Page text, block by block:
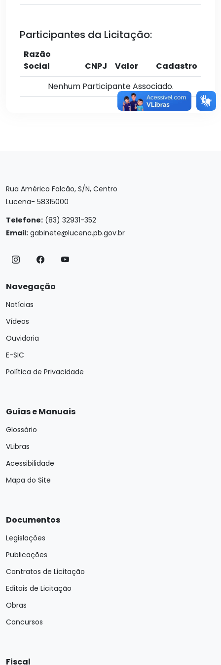
Participantes da Licitação:
Razão
Social
CNPJ Valor
Cadastro
Nenhum Participante Associado.
Rua Américo Falcão, S/N, Centro
Lucena- 58315000
Telefone: (83) 32931-352
Email: gabinete@lucena.pb.gov.br
Navegação
Notícias
Vídeos
Ouvidoria
E-SIC
Política de Privacidade
Guias e Manuais
Glossário
VLibras
Acessibilidade
Mapa do Site
Documentos
Legislações
Publicações
Contratos de Licitação
Editais de Licitação
Obras
Concursos
Fiscal